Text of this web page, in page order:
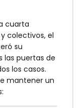
cuarta
colectivos, el
su
las puertas de
los casos.
mantener un